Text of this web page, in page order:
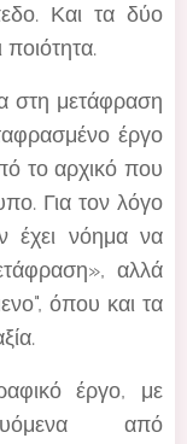
Και τα δύο
στη μετάφραση
έργο
το αρχικό που
Για τον λόγο
έχει νόημα να
αλλά
όπου και τα
έργο, με
από